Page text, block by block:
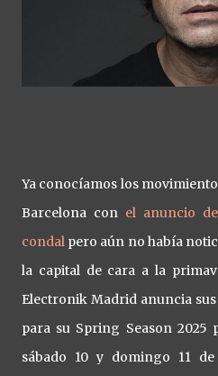
Ya conocíamos los
Barcelona con el anuncio
condal pero aún no había
la capital de cara a la
Electronik Madrid anuncia
para su Spring Season 2025
sábado 10 y domingo 11